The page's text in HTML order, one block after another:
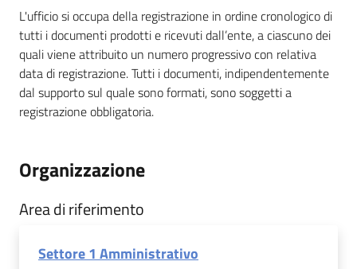
L'ufficio si occupa della registrazione in ordine cronologico di
tutti i documenti prodotti e ricevuti dall’ente, a ciascuno dei
quali viene attribuito un numero progressivo con relativa
data di registrazione. Tutti i documenti, indipendentemente
dal supporto sul quale sono formati, sono soggetti a
registrazione obbligatoria.
Organizzazione
Area di riferimento
Settore 1 Amministrativo